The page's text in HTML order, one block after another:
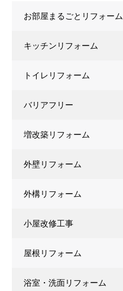
お部屋まるごとリフォーム
キッチンリフォーム
トイレリフォーム
バリアフリー
増改築リフォーム
外壁リフォーム
外構リフォーム
小屋改修工事
屋根リフォーム
浴室・洗面リフォーム